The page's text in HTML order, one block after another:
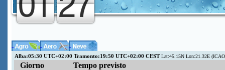
Alba:05:30 UTC+02:00 Tramonto:19:50 UTC+02:00 CESTLat:45.15N Lon:21.32E
Giorno
Tempo previsto